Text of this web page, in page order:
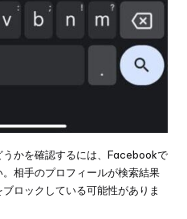
かを確認するには、Facebookで
相手のプロフィールが検索結果
ロックしている可能性がありま